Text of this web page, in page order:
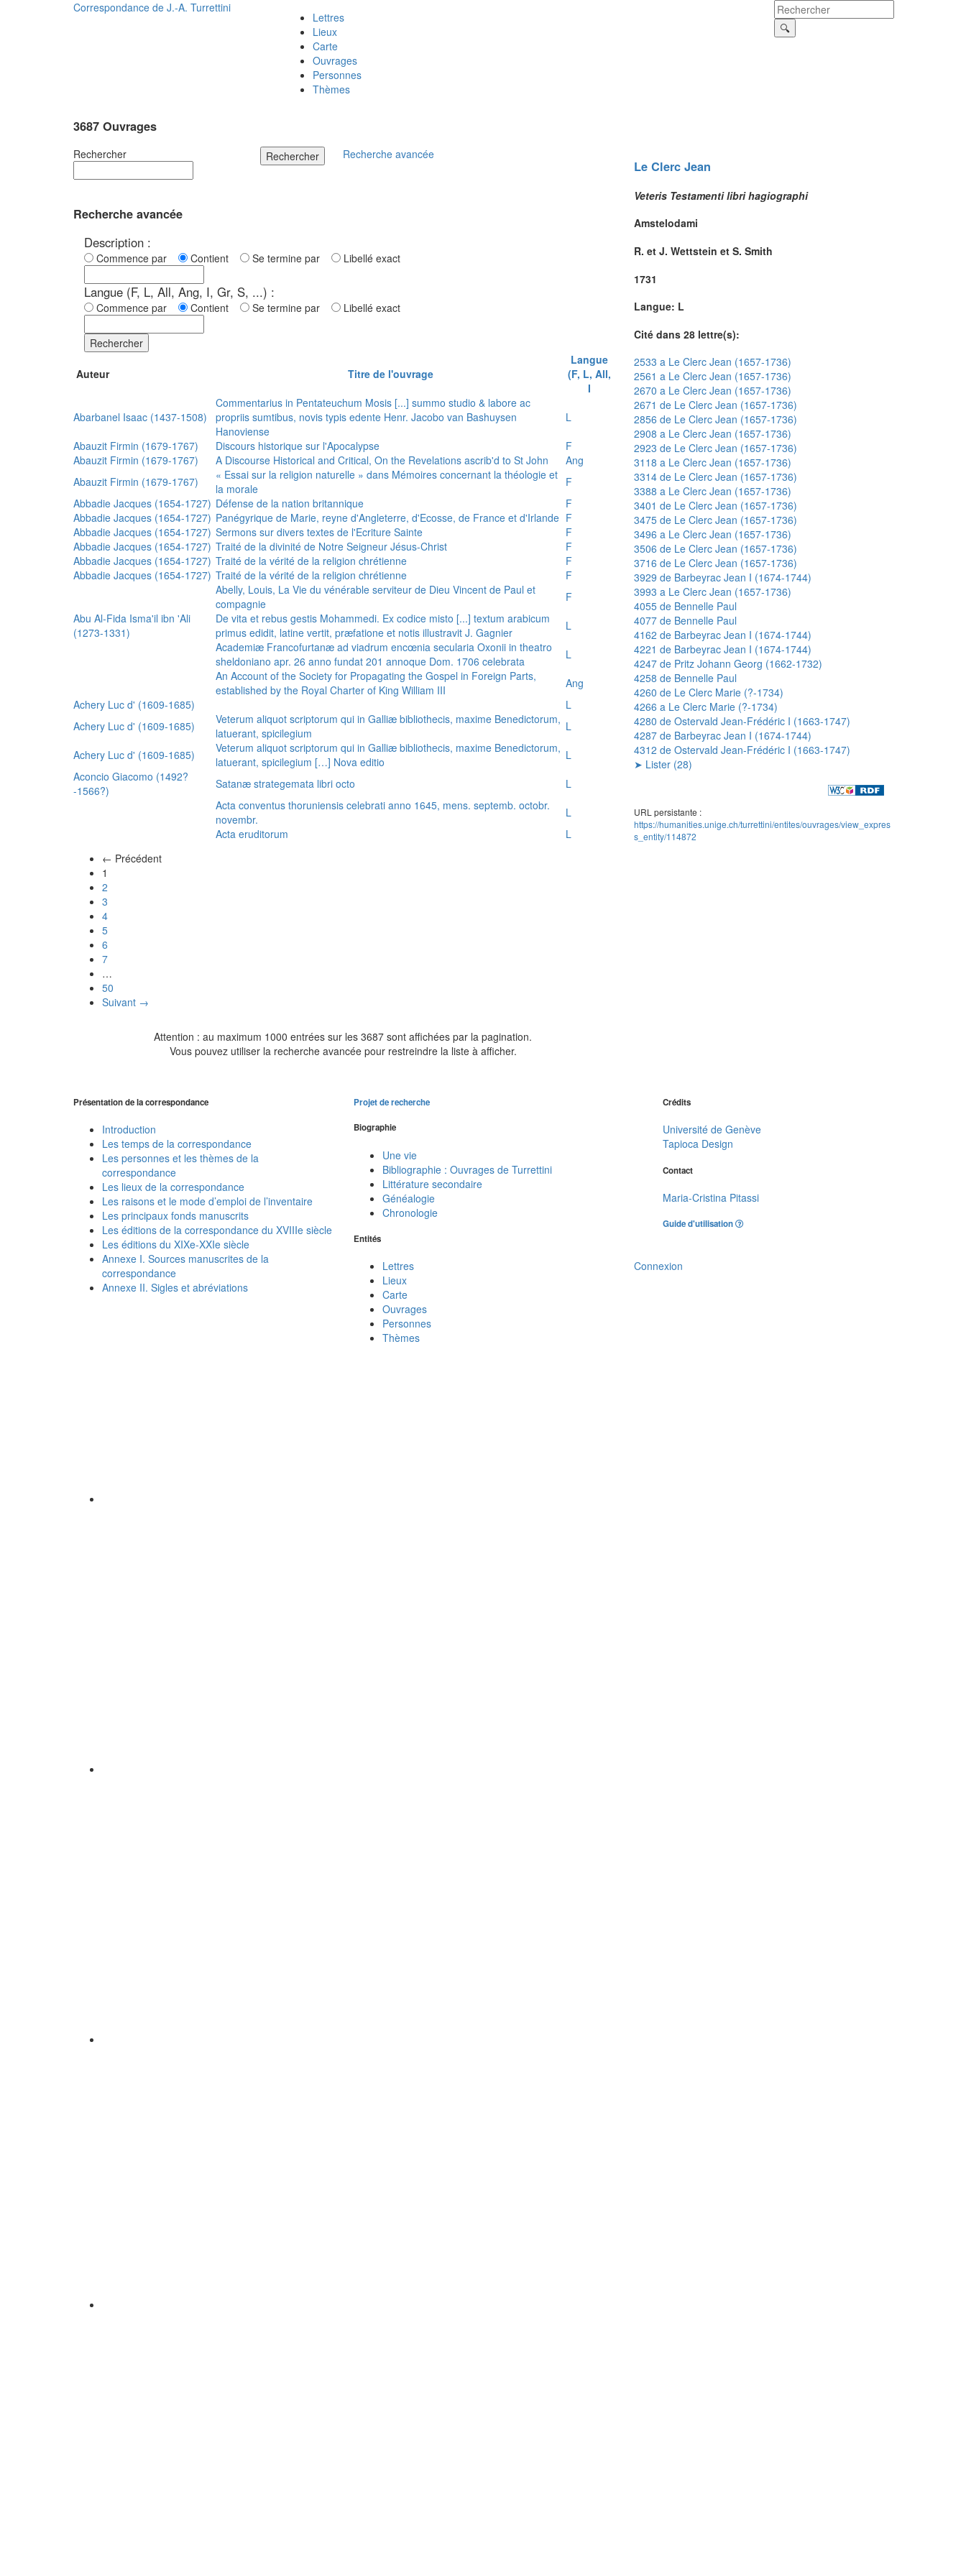
Correspondance de J.-A. Turrettini
Lettres
Lieux
Carte
Ouvrages
Personnes
Thèmes
3687 Ouvrages
Rechercher Rechercher Recherche avancée
Recherche avancée
Description :
Commence par Contient Se termine par Libellé exact
Langue (F, L, All, Ang, I, Gr, S, ...) :
Commence par Contient Se termine par Libellé exact
Rechercher
Auteur Titre de l'ouvrage
Langue
(F, L, All,
I
Abarbanel Isaac (1437-1508)
Commentarius in Pentateuchum Mosis [...] summo studio & labore ac
propriis sumtibus, novis typis edente Henr. Jacobo van Bashuysen
Hanoviense
L
Abauzit Firmin (1679-1767)
Discours historique sur l'Apocalypse
F
Abauzit Firmin (1679-1767)
A Discourse Historical and Critical, On the Revelations ascrib'd to St John
Ang
Abauzit Firmin (1679-1767)
« Essai sur la religion naturelle » dans Mémoires concernant la théologie et
la morale
F
Abbadie Jacques (1654-1727) Défense de la nation britannique
F
Abbadie Jacques (1654-1727) Panégyrique de Marie, reyne d'Angleterre, d'Ecosse, de France et d'Irlande F
Abbadie Jacques (1654-1727) Sermons sur divers textes de l'Ecriture Sainte
F
Abbadie Jacques (1654-1727) Traité de la divinité de Notre Seigneur Jésus-Christ
F
Abbadie Jacques (1654-1727) Traité de la vérité de la religion chrétienne
F
Abbadie Jacques (1654-1727) Traité de la vérité de la religion chrétienne
F
Abelly, Louis, La Vie du vénérable serviteur de Dieu Vincent de Paul et
compagnie
F
Abu Al-Fida Isma'il ibn 'Ali
(1273-1331)
De vita et rebus gestis Mohammedi. Ex codice misto [...] textum arabicum
primus edidit, latine vertit, præfatione et notis illustravit J. Gagnier
L
Academiæ Francofurtanæ ad viadrum encœnia secularia Oxonii in theatro
sheldoniano apr. 26 anno fundat 201 annoque Dom. 1706 celebrata
L
An Account of the Society for Propagating the Gospel in Foreign Parts,
established by the Royal Charter of King William III
Ang
Achery Luc d' (1609-1685)
L
Achery Luc d' (1609-1685)
Veterum aliquot scriptorum qui in Galliæ bibliothecis, maxime Benedictorum,
latuerant, spicilegium
L
Achery Luc d' (1609-1685)
Veterum aliquot scriptorum qui in Galliæ bibliothecis, maxime Benedictorum,
latuerant, spicilegium […] Nova editio
L
Aconcio Giacomo (1492?
-1566?)
Satanæ strategemata libri octo
L
Acta conventus thoruniensis celebrati anno 1645, mens. septemb. octobr.
novembr.
L
Acta eruditorum
L
← Précédent
1
2
3
4
5
6
7
…
50
Suivant →
Attention : au maximum 1000 entrées sur les 3687 sont affichées par la pagination.
Vous pouvez utiliser la recherche avancée pour restreindre la liste à afficher.
Le Clerc Jean
Veteris Testamenti libri hagiographi
Amstelodami
R. et J. Wettstein et S. Smith
1731
Langue: L
Cité dans 28 lettre(s):
2533 a Le Clerc Jean (1657-1736)
2561 a Le Clerc Jean (1657-1736)
2670 a Le Clerc Jean (1657-1736)
2671 de Le Clerc Jean (1657-1736)
2856 de Le Clerc Jean (1657-1736)
2908 a Le Clerc Jean (1657-1736)
2923 de Le Clerc Jean (1657-1736)
3118 a Le Clerc Jean (1657-1736)
3314 de Le Clerc Jean (1657-1736)
3388 a Le Clerc Jean (1657-1736)
3401 de Le Clerc Jean (1657-1736)
3475 de Le Clerc Jean (1657-1736)
3496 a Le Clerc Jean (1657-1736)
3506 de Le Clerc Jean (1657-1736)
3716 de Le Clerc Jean (1657-1736)
3929 de Barbeyrac Jean I (1674-1744)
3993 a Le Clerc Jean (1657-1736)
4055 de Bennelle Paul
4077 de Bennelle Paul
4162 de Barbeyrac Jean I (1674-1744)
4221 de Barbeyrac Jean I (1674-1744)
4247 de Pritz Johann Georg (1662-1732)
4258 de Bennelle Paul
4260 de Le Clerc Marie (?-1734)
4266 a Le Clerc Marie (?-1734)
4280 de Ostervald Jean-Frédéric I (1663-1747)
4287 de Barbeyrac Jean I (1674-1744)
4312 de Ostervald Jean-Frédéric I (1663-1747)
➤ Lister (28)
URL persistante :
https://humanities.unige.ch/turrettini/entites/ouvrages/view_expres
s_entity/114872
Présentation de la correspondance
Introduction
Les temps de la correspondance
Les personnes et les thèmes de la
correspondance
Les lieux de la correspondance
Les raisons et le mode d’emploi de l’inventaire
Les principaux fonds manuscrits
Les éditions de la correspondance du XVIIIe siècle
Les éditions du XIXe-XXIe siècle
Annexe I. Sources manuscrites de la
correspondance
Annexe II. Sigles et abréviations
Projet de recherche
Biographie
Une vie
Bibliographie : Ouvrages de Turrettini
Littérature secondaire
Généalogie
Chronologie
Entités
Lettres
Lieux
Carte
Ouvrages
Personnes
Thèmes
Crédits
Université de Genève
Tapioca Design
Contact
Maria-Cristina Pitassi
Guide d'utilisation
Connexion